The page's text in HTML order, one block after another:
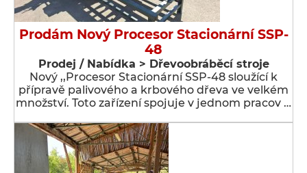
Prodám Nový Procesor Stacionární SSP-
48
Prodej / Nabídka > Dřevoobráběcí stroje
Nový ,,Procesor Stacionární SSP-48 sloužící k
přípravě palivového a krbového dřeva ve velkém
množství. Toto zařízení spojuje v jednom pracov …